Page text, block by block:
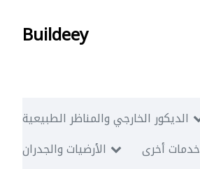
Buildeey
الديكور الخارجي والمناظر الطبيعية
الأرضيات والجدران
خدمات أخرى